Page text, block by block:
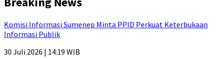
Komisi Informasi Sumenep Minta PPID Perkuat Keterbukaan
Informasi Publik
30 Juli 2026 | 14:19 WIB